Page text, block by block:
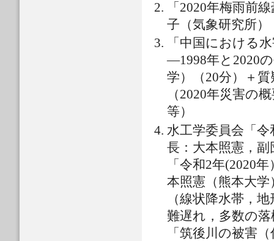
「2020年梅雨前
子（気象研究所）
「中国における
―1998年と2020
学）（20分）＋質
（2020年災害の
等）
水工学委員会「
長：大本照憲，
「令和2年(2020
本照憲（熊本大学
（線状降水帯，
難遅れ，多数の落
「筑後川の被害